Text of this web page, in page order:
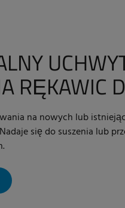
RĘKAWIC
na nowych lub
się do suszenia lub